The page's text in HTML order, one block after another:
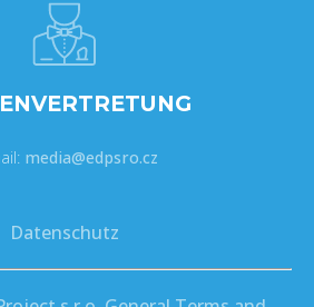
media@edpsro.cz
Datenschutz